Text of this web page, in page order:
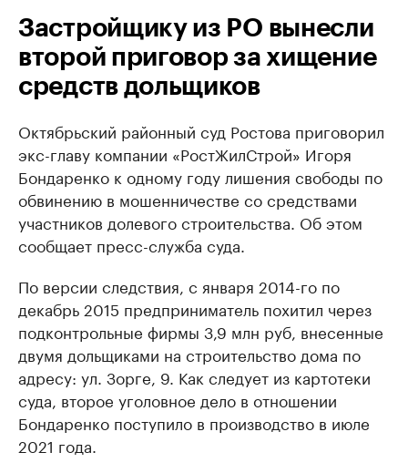
Застройщику из РО вынесли
второй приговор за хищение
средств дольщиков
Октябрьский районный суд Ростова приговорил
экс-главу компании «РостЖилСтрой» Игоря
Бондаренко к одному году лишения свободы по
обвинению в мошенничестве со средствами
участников долевого строительства. Об этом
сообщает пресс-служба суда.
По версии следствия, с января 2014-го по
декабрь 2015 предприниматель похитил через
подконтрольные фирмы 3,9 млн руб, внесенные
двумя дольщиками на строительство дома по
адресу: ул. Зорге, 9. Как следует из картотеки
суда, второе уголовное дело в отношении
Бондаренко поступило в производство в июле
2021 года.